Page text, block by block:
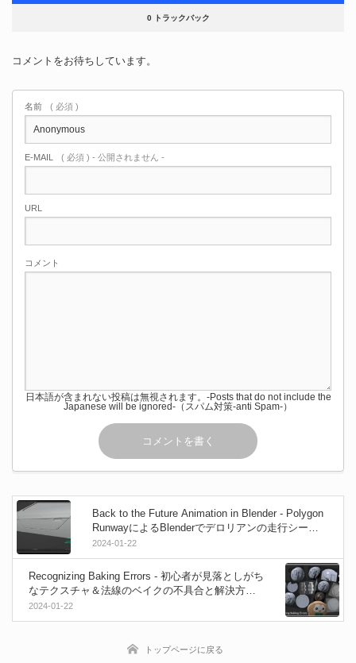
0 トラックバック
コメントをお待ちしています。
名前 ( 必須 )
E-MAIL ( 必須 ) - 公開されません -
URL
コメント
日本語が含まれない投稿は無視されます。-Posts that do not include the
Japanese will be ignored-（スパム対策-anti Spam-）
Back to the Future Animation in Blender - Polygon
RunwayによるBlenderでデロリアンの走行シーン
を制作する４時間のフルプロセス映像！
2024-01-22
Recognizing Baking Errors - 初心者が見落としがち
なテクスチャ＆法線のベイクの不具合と解決方法
をメモしたドキュメントが公開中！
2024-01-22
トップページに戻る